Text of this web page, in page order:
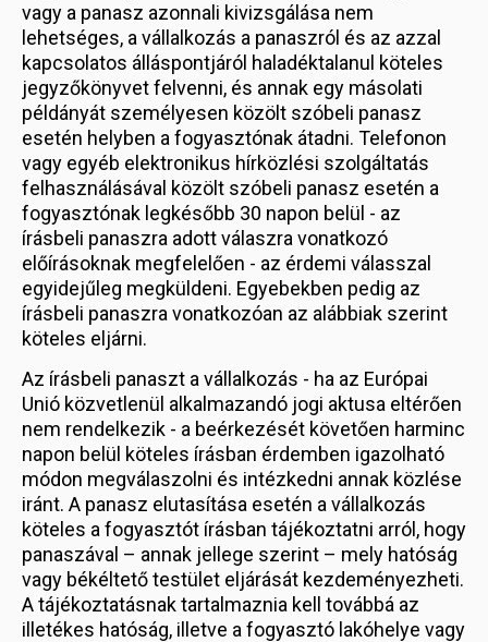
vagy a panasz azonnali kivizsgálása nem
lehetséges, a vállalkozás a panaszról és az azzal
kapcsolatos álláspontjáról haladéktalanul köteles
jegyzőkönyvet felvenni, és annak egy másolati
példányát személyesen közölt szóbeli panasz
esetén helyben a fogyasztónak átadni. Telefonon
vagy egyéb elektronikus hírközlési szolgáltatás
felhasználásával közölt szóbeli panasz esetén a
fogyasztónak legkésőbb 30 napon belül - az
írásbeli panaszra adott válaszra vonatkozó
előírásoknak megfelelően - az érdemi válasszal
egyidejűleg megküldeni. Egyebekben pedig az
írásbeli panaszra vonatkozóan az alábbiak szerint
köteles eljárni.
Az írásbeli panaszt a vállalkozás - ha az Európai
Unió közvetlenül alkalmazandó jogi aktusa eltérően
nem rendelkezik - a beérkezését követően harminc
napon belül köteles írásban érdemben igazolható
módon megválaszolni és intézkedni annak közlése
iránt. A panasz elutasítása esetén a vállalkozás
köteles a fogyasztót írásban tájékoztatni arról, hogy
panaszával – annak jellege szerint – mely hatóság
vagy békéltető testület eljárását kezdeményezheti.
A tájékoztatásnak tartalmaznia kell továbbá az
illetékes hatóság, illetve a fogyasztó lakóhelye vagy